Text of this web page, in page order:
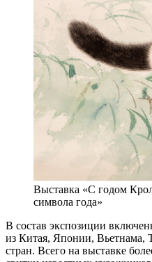
Выставка «С годом
символа года»
В состав экспозиции
из Китая, Японии, Вьетнама,
стран. Всего на выставке